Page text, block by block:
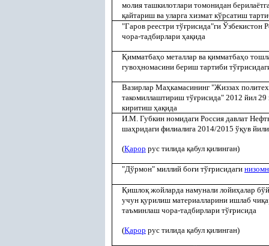
молия ташкилотлари томонидан
қайтариш ва уларга хизмат кўрсатиш
"Гаров реестри тўғрисида"ги Ўзбекистон
чора-тадбирлари ҳақида
Қимматбаҳо металлар ва қимматбаҳо
гувоҳномасини бериш тартиби тўғ
Вазирлар Маҳкамасининг "Жиззах
такомиллаштириш тўғрисида" 2012 йил
киритиш ҳақида
И.М. Губкин номидаги Россия давлат
шаҳридаги филиалига 2014/2015 ўқув
(Қарор рус тилида қабул қилинган)
"Дўрмон" миллий боғи тўғрисидаги
Қишлоқжойларда намунали лойиҳалар
учун қурилиш материалларини ишлаб чиқ
таъминлаш чора-тадбирлари тўғрисида
(Қарор рус тилида қабул қилинган)